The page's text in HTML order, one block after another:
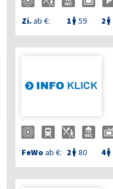
Zi.ab €: 1  59 2 
FeWo ab €: 2  80 4